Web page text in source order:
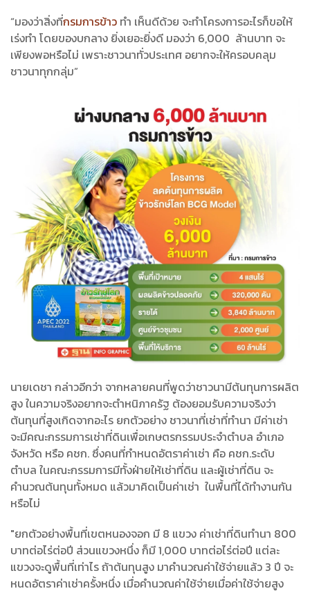
“มองว่าสิ่งที่กรมการข้าว ทำ เห็นดีด้วย จะทำโครงการอะไรก็ขอให้
เร่งทำ โดยของบกลาง ยิ่งเยอะยิ่งดี มองว่า 6,000 ล้านบาท จะ
เพียงพอหรือไม่ เพราะชาวนาทั่วประเทศ อยากจะให้ครอบคลุม
ชาวนาทุกกลุ่ม”
นายเดชา กล่าวอีกว่า จากหลายคนที่พูดว่าชาวนามีต้นทุนการผลิต
สูง ในความจริงอยากจะตำหนิภาครัฐ ต้องยอมรับความจริงว่า
ต้นทุนที่สูงเกิดจากอะไร ยกตัวอย่าง ชาวนาที่เช่าที่ทำนา มีค่าเช่า
จะมีคณะกรรมการเช่าที่ดินเพื่อเกษตรกรรมประจำตำบล อำเภอ
จังหวัด หรือ คชก. ซึ่งคนที่กำหนดอัตราค่าเช่า คือ คชก.ระดับ
ตำบล ในคณะกรรมการมีทั้งฝ่ายให้เช่าที่ดิน และผู้เช่าที่ดิน จะ
คำนวณต้นทุนทั้งหมด แล้วมาคิดเป็นค่าเช่า ในพื้นที่ได้ทำงานกัน
หรือไม่
"ยกตัวอย่างพื้นที่เขตหนองจอก มี 8 แขวง ค่าเช่าที่ดินทำนา 800
บาทต่อไร่ต่อปี ส่วนแขวงหนึ่ง ก็มี 1,000 บาทต่อไร่ต่อปี แต่ละ
แขวงจะดูพื้นที่เท่าไร ถ้าต้นทุนสูง มาคำนวณค่าใช้จ่ายแล้ว 3 ปี จะ
หนดอัตราค่าเช่าครั้งหนึ่ง เมื่อคำนวณค่าใช้จ่ายเมื่อค่าใช้จ่ายสูง